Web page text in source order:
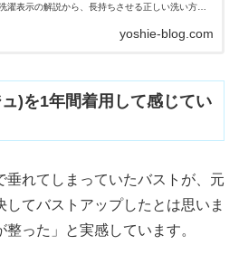
濯表示の解説から、長持ちさせる正しい洗い方、
毎日の洗濯をもっとラクにしませんか？yoshie-blog.com
)を1年間着用して感じてい
垂れてしまっていたバストが、元
てバストアップしたとは思いま
った」と実感しています。